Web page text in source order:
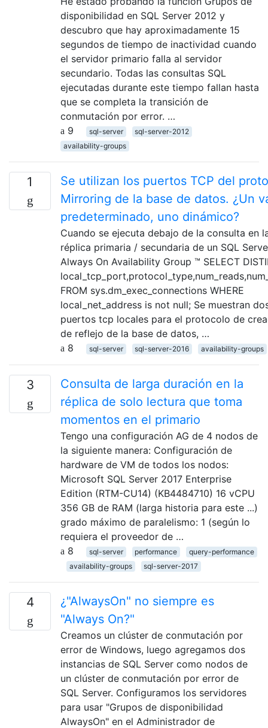
disponibilidad en SQL Server 2012 y
descubro que hay aproximadamente 15
segundos de tiempo de inactividad cuando
el servidor primario falla al servidor
secundario. Todas las consultas SQL
ejecutadas durante este tiempo fallan hasta
que se completa la transición de
conmutación por error. …
9
sql-server
sql-server-2012
availability-groups
1
Se utilizan los puertos TCP del
Mirroring de la base de datos. ¿Un
predeterminado, uno dinámico?
Cuando se ejecuta debajo de la consulta en
réplica primaria / secundaria de un SQL
Always On Availability Group ™ SELECT
FROM sys.dm_exec_connections WHERE
local_net_address is not null; Se muestran
puertos tcp locales para el protocolo de
de reflejo de la base de datos, …
8
sql-server sql-server-2016 availability-groups
3
Consulta de larga duración en la
réplica de solo lectura que toma
momentos en el primario
Tengo una configuración AG de 4 nodos de
la siguiente manera: Configuración de
hardware de VM de todos los nodos:
Microsoft SQL Server 2017 Enterprise
Edition (RTM-CU14) (KB4484710) 16 vCPU
356 GB de RAM (larga historia para este ...)
grado máximo de paralelismo: 1 (según lo
requiera el proveedor de …
8
sql-server performance
query-performance
availability-groups
sql-server-2017
4
¿"AlwaysOn" no siempre es
"Always On?"
Creamos un clúster de conmutación por
error de Windows, luego agregamos dos
instancias de SQL Server como nodos de
un clúster de conmutación por error de
SQL Server. Configuramos los servidores
para usar "Grupos de disponibilidad
AlwaysOn" en el Administrador de